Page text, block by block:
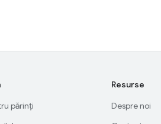
părinți
Resurse
Despre noi